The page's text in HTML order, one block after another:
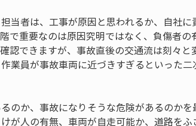
当者は、工事が原因と思われるか、自社
で重要なのは原因究明ではなく、負傷者
認できますが、事故直後の交通流は刻々と
業員が事故車両に近づきすぎるといった
のか、事故になりそうな危険があるのか
が人の有無、車両が自走可能か、道路を